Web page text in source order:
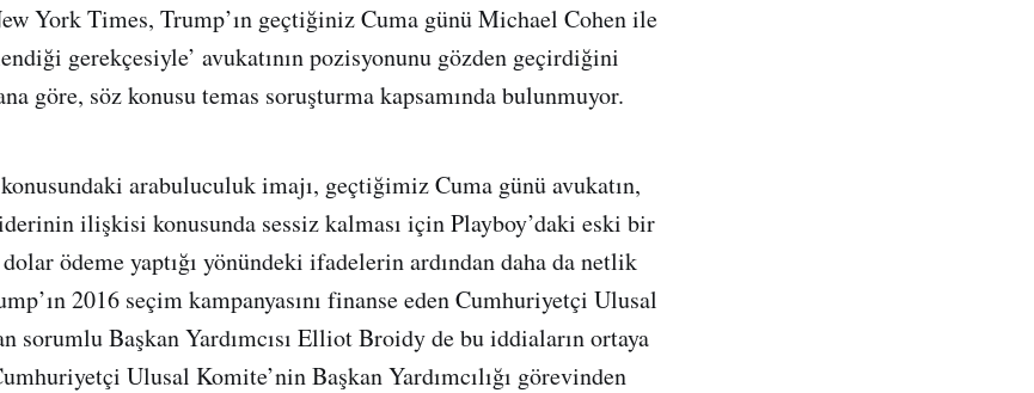
York Times, Trump’ın geçtiğiniz Cuma günü Michael Cohen ile
gerekçesiyle’ avukatının pozisyonunu gözden geçirdiğini
göre, söz konusu temas soruşturma kapsamında bulunmuyor.
arabuluculuk imajı, geçtiğimiz Cuma günü avukatın,
ilişkisi konusunda sessiz kalması için Playboy’daki eski bir
ödeme yaptığı yönündeki ifadelerin ardından daha da netlik
2016 seçim kampanyasını finanse eden Cumhuriyetçi Ulusal
sorumlu Başkan Yardımcısı Elliot Broidy de bu iddiaların ortaya
Ulusal Komite’nin Başkan Yardımcılığı görevinden